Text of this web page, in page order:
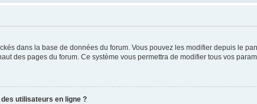
dans la base de données du forum. Vous pouvez les modifier depuis le
des pages du forum. Ce système vous permettra de modifier tous vos
utilisateurs en ligne ?